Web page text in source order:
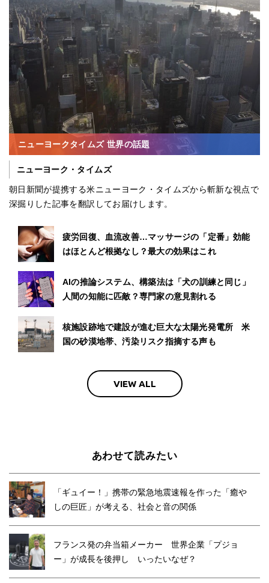
ニューヨークタイムズ 世界の話題
ニューヨーク・タイムズ
朝日新聞が提携する米ニューヨーク・タイムズから斬新な視点で
深掘りした記事を翻訳してお届けします。
疲労回復、血流改善…マッサージの「定番」効能
はほとんど根拠なし？最大の効果はこれ
AIの推論システム、構築法は「犬の訓練と同じ」
人間の知能に匹敵？専門家の意見割れる
核施設跡地で建設が進む巨大な太陽光発電所 米
国の砂漠地帯、汚染リスク指摘する声も
VIEW ALL
あわせて読みたい
「ギュイー！」携帯の緊急地震速報を作った「癒や
しの巨匠」が考える、社会と音の関係
フランス発の弁当箱メーカー 世界企業「プジョ
ー」が成長を後押し いったいなぜ？